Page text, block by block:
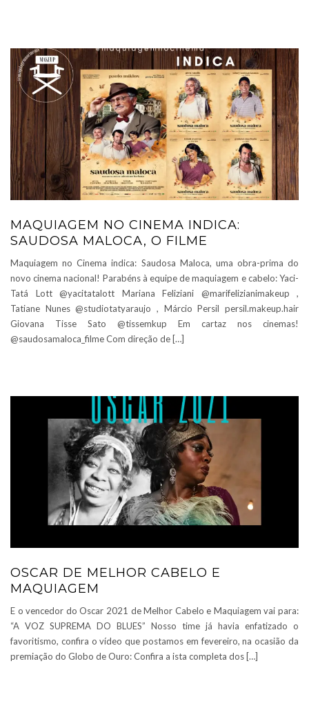
MAQUIAGEM NO CINEMA INDICA:
SAUDOSA MALOCA, O FILME
Maquiagem no Cinema indica: Saudosa Maloca, uma obra-prima do
novo cinema nacional! Parabéns à equipe de maquiagem e cabelo: Yaci-
Tatá Lott @yacitatalott Mariana Feliziani @marifelizianimakeup ,
Tatiane Nunes @studiotatyaraujo , Márcio Persil persil.makeup.hair
Giovana Tisse Sato @tissemkup Em cartaz nos cinemas!
@saudosamaloca_filme Com direção de […]
OSCAR DE MELHOR CABELO E
MAQUIAGEM
E o vencedor do Oscar 2021 de Melhor Cabelo e Maquiagem vai para:
“A VOZ SUPREMA DO BLUES” Nosso time já havia enfatizado o
favoritismo, confira o vídeo que postamos em fevereiro, na ocasião da
premiação do Globo de Ouro: Confira a ista completa dos […]